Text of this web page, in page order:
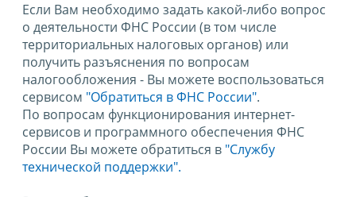
Если Вам необходимо задать какой-либо вопрос
о деятельности ФНС России (в том числе
территориальных налоговых органов) или
получить разъяснения по вопросам
налогообложения - Вы можете воспользоваться
сервисом "Обратиться в ФНС России".
По вопросам функционирования интернет-
сервисов и программного обеспечения ФНС
России Вы можете обратиться в "Службу
технической поддержки".